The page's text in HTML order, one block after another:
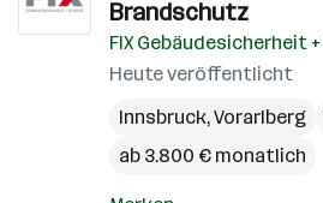
Brandschutz
FIX Gebäudesicherheit
Heute veröffentlicht
Innsbruck,Vorarlberg
ab 3.800 € monatlich